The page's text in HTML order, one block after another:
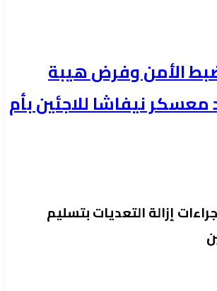
الأمن وفرض هيبة
معسكر نيفاشا للاجئين بأم
إزالة التعديات بتسليم